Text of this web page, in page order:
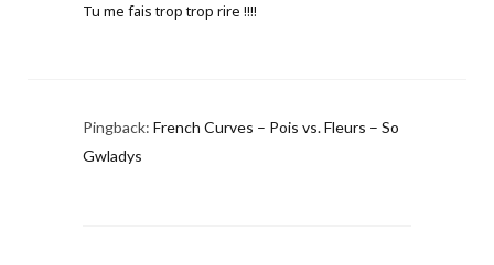
Tu me fais trop trop rire !!!!
Pingback: French Curves – Pois vs. Fleurs – So
Gwladys